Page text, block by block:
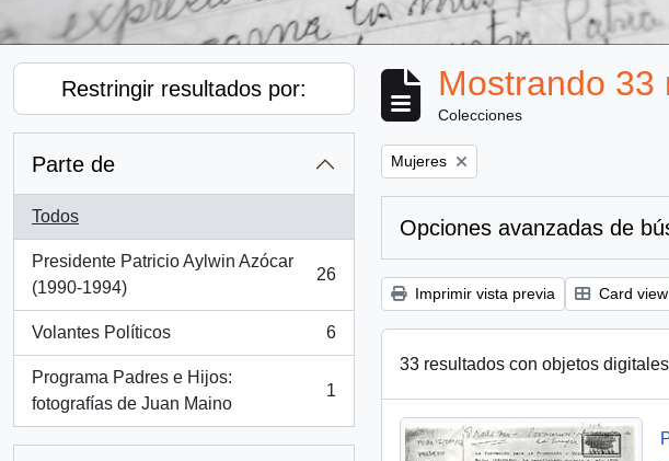
Restringir resultados por:
Parte de
Todos
Presidente Patricio Aylwin Azócar
(1990-1994)
, 26 resultados
26
Volantes Políticos
, 6 resultados
6
Programa Padres e Hijos:
fotografías de Juan Maino
, 1 resultados
1
Mostrando 33
Colecciones
Remove filter:
Mujeres
Opciones avanzadas de
Imprimir vista previa Card view
33 resultados con objetos digitales